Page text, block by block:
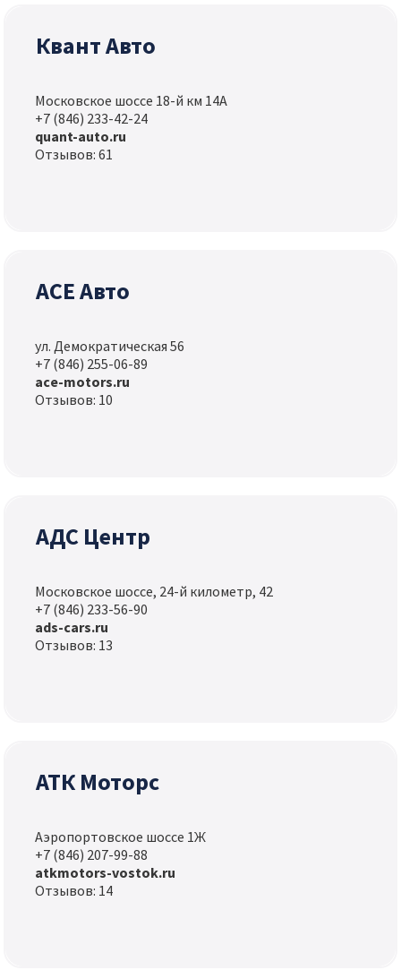
Квант Авто
Московское шоссе 18-й км 14А
+7 (846) 233-42-24
quant-auto.ru
Отзывов: 61
АСЕ Авто
ул. Демократическая 56
+7 (846) 255-06-89
ace-motors.ru
Отзывов: 10
АДС Центр
Московское шоссе, 24-й километр, 42
+7 (846) 233-56-90
ads-cars.ru
Отзывов: 13
АТК Моторс
Аэропортовское шоссе 1Ж
+7 (846) 207-99-88
atkmotors-vostok.ru
Отзывов: 14